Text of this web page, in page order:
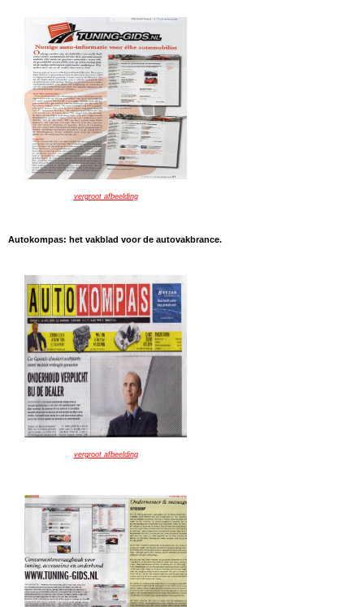
vergroot afbeelding
Autokompas: het vakblad voor de autovakbrance.
vergroot afbeelding